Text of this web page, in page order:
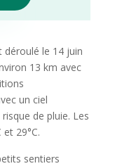
déroulé le 14 juin
13 km avec
un ciel
de pluie. Les
29°C.
sentiers